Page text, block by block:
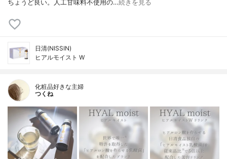
ちょうど良い。人工甘味料不使用の…続きを見る
日清(NISSIN)
ヒアルモイスト W
化粧品好きな主婦
つくね